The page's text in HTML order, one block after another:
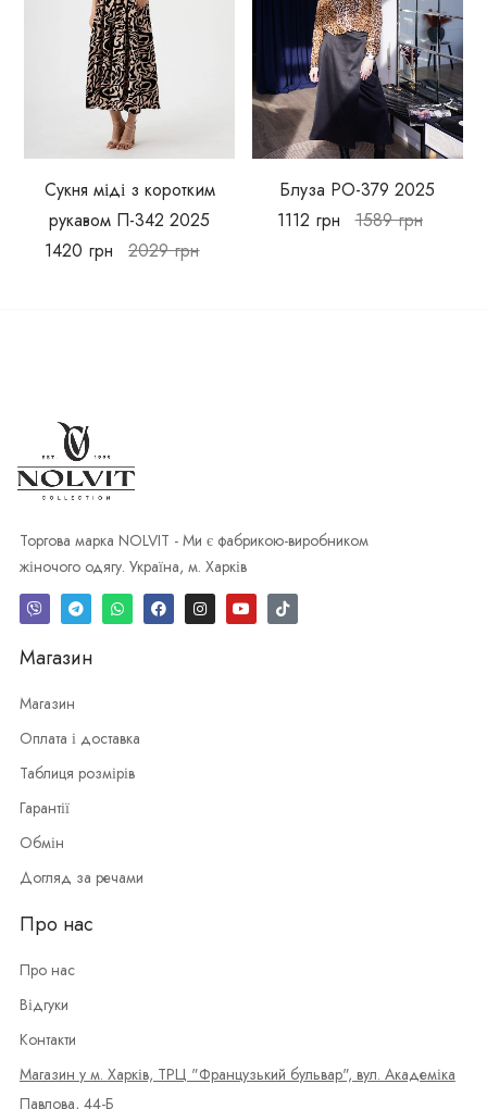
Сукня міді з коротким
рукавом П-342 2025
1420 грн 2029грн
Блуза РО-379 2025
1112 грн 1589грн
Торгова марка NOLVIT - Ми є фабрикою-виробником
жіночого одягу. Україна, м. Харків
Магазин
Магазин
Оплата і доставка
Таблиця розмірів
Гарантії
Обмін
Догляд за речами
Про нас
Про нас
Відгуки
Контакти
Магазин у м. Харків, ТРЦ "Французький бульвар", вул. Академіка
Павлова, 44-Б